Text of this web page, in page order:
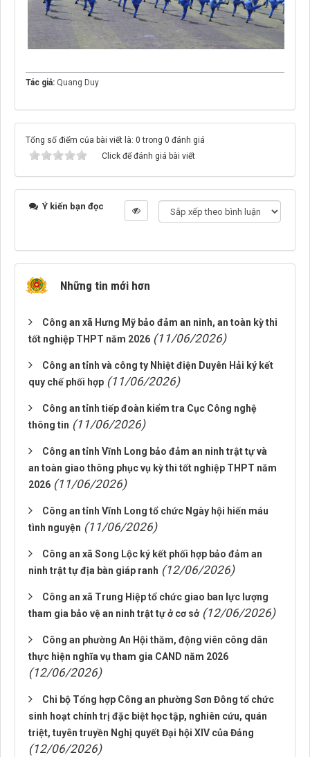
Tác giả: Quang Duy
Tổng số điểm của bài viết là: 0 trong 0 đánh giá
Click để đánh giá bài viết
Ý kiến bạn đọc
Những tin mới hơn
Công an xã Hưng Mỹ bảo đảm an ninh, an toàn kỳ thi
tốt nghiệp THPT năm 2026 (11/06/2026)
Công an tỉnh và công ty Nhiệt điện Duyên Hải ký kết
quy chế phối hợp (11/06/2026)
Công an tỉnh tiếp đoàn kiểm tra Cục Công nghệ
thông tin (11/06/2026)
Công an tỉnh Vĩnh Long bảo đảm an ninh trật tự và
an toàn giao thông phục vụ kỳ thi tốt nghiệp THPT năm
2026 (11/06/2026)
Công an tỉnh Vĩnh Long tổ chức Ngày hội hiến máu
tình nguyện (11/06/2026)
Công an xã Song Lộc ký kết phối hợp bảo đảm an
ninh trật tự địa bàn giáp ranh (12/06/2026)
Công an xã Trung Hiệp tổ chức giao ban lực lượng
tham gia bảo vệ an ninh trật tự ở cơ sở (12/06/2026)
Công an phường An Hội thăm, động viên công dân
thực hiện nghĩa vụ tham gia CAND năm 2026
(12/06/2026)
Chi bộ Tổng hợp Công an phường Sơn Đông tổ chức
sinh hoạt chính trị đặc biệt học tập, nghiên cứu, quán
triệt, tuyên truyền Nghị quyết Đại hội XIV của Đảng
(12/06/2026)